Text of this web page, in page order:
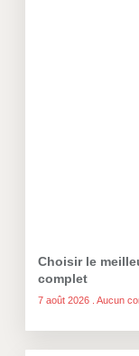
Choisir le
complet
7 août 2026 Aucun